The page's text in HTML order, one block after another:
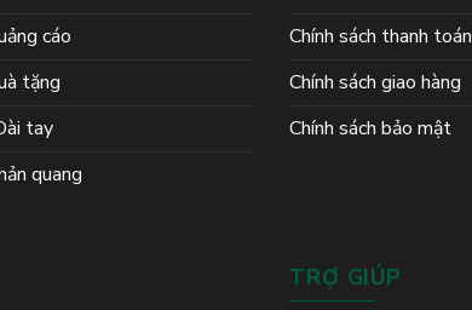
cáo
tặng
tay
quang
Chính sách thanh toán
Chính sách giao hàng
Chính sách bảo mật
TRỢ GIÚP